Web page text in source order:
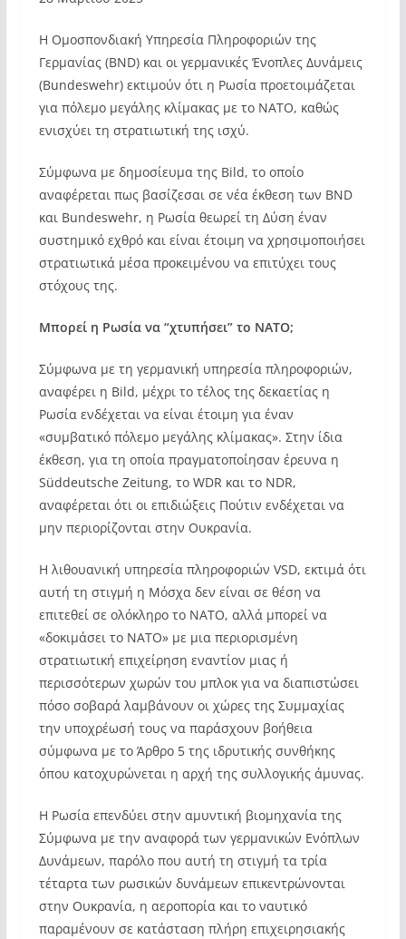
Η Ομοσπονδιακή Υπηρεσία Πληροφοριών της
Γερμανίας (BND) και οι γερμανικές Ένοπλες Δυνάμεις
(Bundeswehr) εκτιμούν ότι η Ρωσία προετοιμάζεται
για πόλεμο μεγάλης κλίμακας με το ΝΑΤΟ, καθώς
ενισχύει τη στρατιωτική της ισχύ.
Σύμφωνα με δημοσίευμα της Bild, το οποίο
αναφέρεται πως βασίζεσαι σε νέα έκθεση των BND
και Bundeswehr, η Ρωσία θεωρεί τη Δύση έναν
συστημικό εχθρό και είναι έτοιμη να χρησιμοποιήσει
στρατιωτικά μέσα προκειμένου να επιτύχει τους
στόχους της.
Μπορεί η Ρωσία να “χτυπήσει” το ΝΑΤΟ;
Σύμφωνα με τη γερμανική υπηρεσία πληροφοριών,
αναφέρει η Bild, μέχρι το τέλος της δεκαετίας η
Ρωσία ενδέχεται να είναι έτοιμη για έναν
«συμβατικό πόλεμο μεγάλης κλίμακας». Στην ίδια
έκθεση, για τη οποία πραγματοποίησαν έρευνα η
Süddeutsche Zeitung, το WDR και το NDR,
αναφέρεται ότι οι επιδιώξεις Πούτιν ενδέχεται να
μην περιορίζονται στην Ουκρανία.
Η λιθουανική υπηρεσία πληροφοριών VSD, εκτιμά ότι
αυτή τη στιγμή η Μόσχα δεν είναι σε θέση να
επιτεθεί σε ολόκληρο το ΝΑΤΟ, αλλά μπορεί να
«δοκιμάσει το ΝΑΤΟ» με μια περιορισμένη
στρατιωτική επιχείρηση εναντίον μιας ή
περισσότερων χωρών του μπλοκ για να διαπιστώσει
πόσο σοβαρά λαμβάνουν οι χώρες της Συμμαχίας
την υποχρέωσή τους να παράσχουν βοήθεια
σύμφωνα με το Άρθρο 5 της ιδρυτικής συνθήκης
όπου κατοχυρώνεται η αρχή της συλλογικής άμυνας.
Η Ρωσία επενδύει στην αμυντική βιομηχανία της
Σύμφωνα με την αναφορά των γερμανικών Ενόπλων
Δυνάμεων, παρόλο που αυτή τη στιγμή τα τρία
τέταρτα των ρωσικών δυνάμεων επικεντρώνονται
στην Ουκρανία, η αεροπορία και το ναυτικό
παραμένουν σε κατάσταση πλήρη επιχειρησιακής